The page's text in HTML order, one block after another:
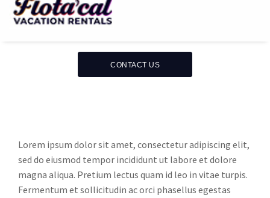
CONTACT US
Lorem ipsum dolor sit amet, consectetur adipiscing elit,
sed do eiusmod tempor incididunt ut labore et dolore
magna aliqua. Pretium lectus quam id leo in vitae turpis.
Fermentum et sollicitudin ac orci phasellus egestas